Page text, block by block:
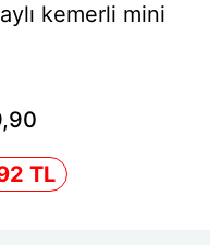
kemerli mini
TL